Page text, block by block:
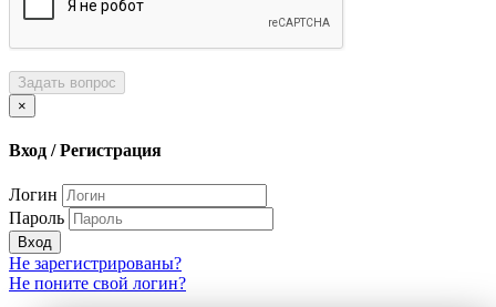
Задать вопрос
×
Вход / Регистрация
Логин
Пароль
Вход
Не зарегистрированы?
Не поните свой логин?